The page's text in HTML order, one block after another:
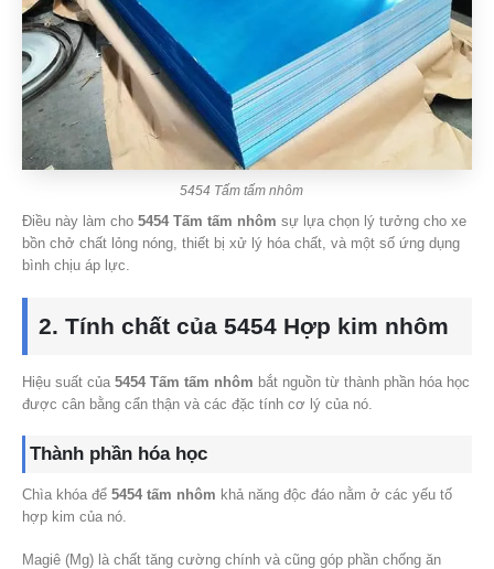
5454 Tấm tấm nhôm
Điều này làm cho 5454 Tấm tấm nhôm sự lựa chọn lý tưởng cho xe
bồn chở chất lỏng nóng, thiết bị xử lý hóa chất, và một số ứng dụng
bình chịu áp lực.
2. Tính chất của 5454 Hợp kim nhôm
Hiệu suất của 5454 Tấm tấm nhôm bắt nguồn từ thành phần hóa học
được cân bằng cẩn thận và các đặc tính cơ lý của nó.
Thành phần hóa học
Chìa khóa để 5454 tấm nhôm khả năng độc đáo nằm ở các yếu tố
hợp kim của nó.
Magiê (Mg) là chất tăng cường chính và cũng góp phần chống ăn